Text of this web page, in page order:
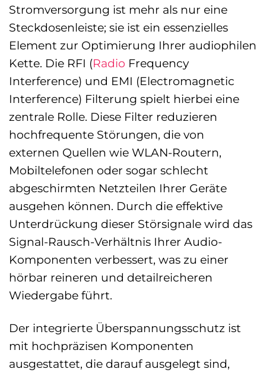
Stromversorgung ist mehr als nur eine
Steckdosenleiste; sie ist ein essenzielles
Element zur Optimierung Ihrer audiophilen
Kette. Die RFI (Radio Frequency
Interference) und EMI (Electromagnetic
Interference) Filterung spielt hierbei eine
zentrale Rolle. Diese Filter reduzieren
hochfrequente Störungen, die von
externen Quellen wie WLAN-Routern,
Mobiltelefonen oder sogar schlecht
abgeschirmten Netzteilen Ihrer Geräte
ausgehen können. Durch die effektive
Unterdrückung dieser Störsignale wird das
Signal-Rausch-Verhältnis Ihrer Audio-
Komponenten verbessert, was zu einer
hörbar reineren und detailreicheren
Wiedergabe führt.
Der integrierte Überspannungsschutz ist
mit hochpräzisen Komponenten
ausgestattet, die darauf ausgelegt sind,